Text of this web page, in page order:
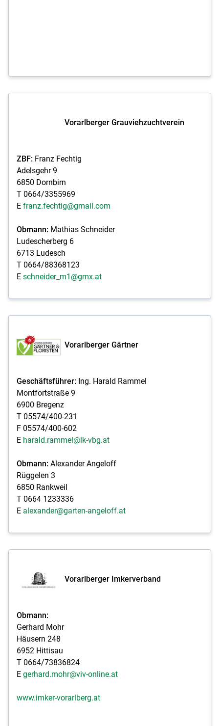
Vorarlberger Grauviehzuchtverein
ZBF:Franz Fechtig
Adelsgehr 9
6850 Dornbirn
T 0664/3355969
E franz.fechtig@gmail.com
Obmann:Mathias Schneider
Ludescherberg 6
6713 Ludesch
T 0664/88368123
E schneider_m1@gmx.at
Vorarlberger Gärtner
Geschäftsführer:Ing. Harald Rammel
Montfortstraße 9
6900 Bregenz
T 05574/400-231
F 05574/400-602
E harald.rammel@lk-vbg.at
Obmann:Alexander Angeloff
Rüggelen 3
6850 Rankweil
T 0664 1233336
E alexander@garten-angeloff.at
Vorarlberger Imkerverband
Obmann:
Gerhard Mohr
Häusern 248
6952 Hittisau
T 0664/73836824
E gerhard.mohr@viv-online.at
www.imker-vorarlberg.at